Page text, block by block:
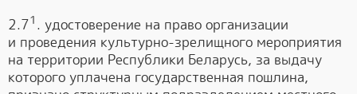
2.71 . удостоверение на право организации
и проведения культурно-зрелищного мероприятия
на территории Республики Беларусь, за выдачу
которого уплачена государственная пошлина,